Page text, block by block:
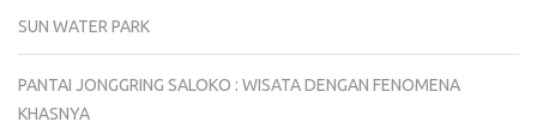
SUN WATER PARK
PANTAI JONGGRING SALOKO : WISATA DENGAN FENOMENA
KHASNYA